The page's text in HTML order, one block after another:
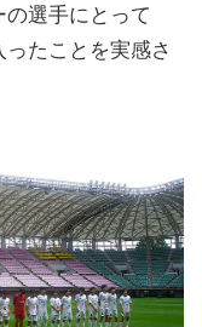
選手にとって
たことを実感さ